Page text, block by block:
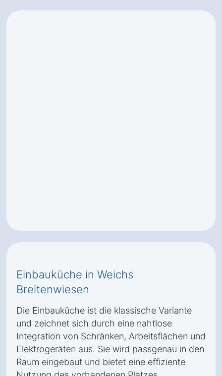
Einbauküche in Weichs
Breitenwiesen
Die Einbauküche ist die klassische Variante
und zeichnet sich durch eine nahtlose
Integration von Schränken, Arbeitsflächen und
Elektrogeräten aus. Sie wird passgenau in den
Raum eingebaut und bietet eine effiziente